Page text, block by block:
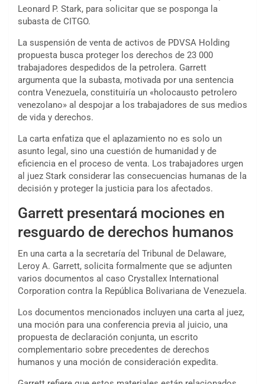
Leonard P. Stark, para solicitar que se posponga la
subasta de CITGO.
La suspensión de venta de activos de PDVSA Holding
propuesta busca proteger los derechos de 23 000
trabajadores despedidos de la petrolera. Garrett
argumenta que la subasta, motivada por una sentencia
contra Venezuela, constituiría un «holocausto petrolero
venezolano» al despojar a los trabajadores de sus medios
de vida y derechos.
La carta enfatiza que el aplazamiento no es solo un
asunto legal, sino una cuestión de humanidad y de
eficiencia en el proceso de venta. Los trabajadores urgen
al juez Stark considerar las consecuencias humanas de la
decisión y proteger la justicia para los afectados.
Garrett presentará mociones en
resguardo de derechos humanos
En una carta a la secretaría del Tribunal de Delaware,
Leroy A. Garrett, solicita formalmente que se adjunten
varios documentos al caso Crystallex International
Corporation contra la República Bolivariana de Venezuela.
Los documentos mencionados incluyen una carta al juez,
una moción para una conferencia previa al juicio, una
propuesta de declaración conjunta, un escrito
complementario sobre precedentes de derechos
humanos y una moción de consideración expedita.